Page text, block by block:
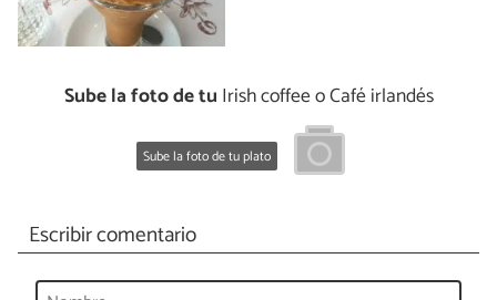
Sube la foto de tu Irish coffee o Café irlandés
Sube la foto de tu plato
Escribir comentario